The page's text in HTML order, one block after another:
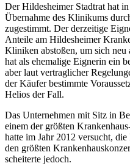
Der Hildesheimer Stadtrat hat
Übernahme des Klinikums
zugestimmt. Der derzeitige
Anteile am Hildesheimer
Kliniken abstoßen, um sich
hat als ehemalige Eignerin ein
aber laut vertraglicher
der Käufer bestimmte
Helios der Fall.
Das Unternehmen mit Sitz in
einem der größten
hatte im Jahr 2012 versucht,
den größten
scheiterte jedoch.